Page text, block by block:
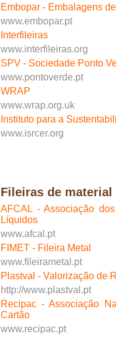
Embopar - Embalagens
www.embopar.pt
Interfileiras
www.interfileiras.org
SPV - Sociedade Ponto
www.pontoverde.pt
WRAP
www.wrap.org.uk
Instituto para a
www.isrcer.org
Fileiras de material
AFCAL - Associação
Líquidos
www.afcal.pt
FIMET - Fileira Metal
www.fileirametal.pt
Plastval - Valorização de
http://www.plastval.pt
Recipac - Associação
Cartão
www.recipac.pt